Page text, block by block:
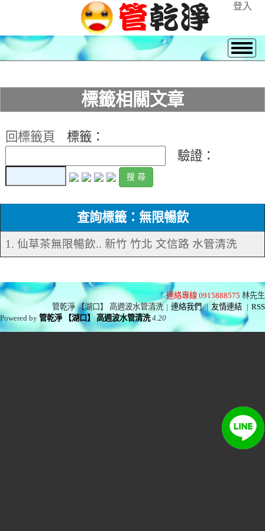
登入
標籤相關文章
回標籤頁
標籤：
驗證：
查詢標籤：無限暢飲
1. 仙草茶無限暢飲.. 新竹 竹北 文信路 水管清洗
連絡專線 0915888575 林先生
管乾淨 【湖口】 高週波水管清洗 | 連絡我們 | 友情連結 | RSS
Powered by管乾淨 【湖口】 高週波水管清洗 4.20